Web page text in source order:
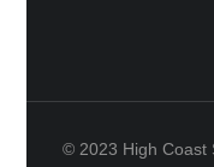
© 2023 High Coast